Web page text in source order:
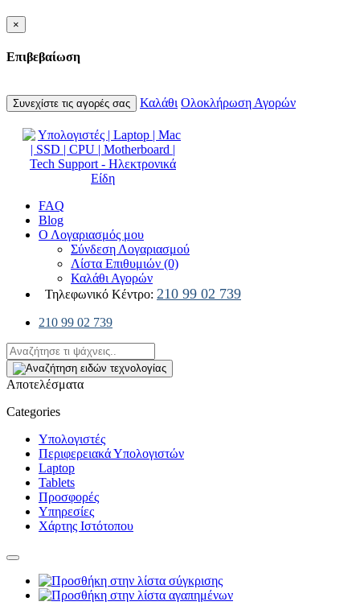
×
Επιβεβαίωση
Συνεχίστε τις αγορές σας Καλάθι Ολοκλήρωση Αγορών
FAQ
Blog
Ο Λογαριασμός μου
Σύνδεση Λογαριασμού
Λίστα Επιθυμιών (0)
Καλάθι Αγορών
Τηλεφωνικό Κέντρο: 210 99 02 739
210 99 02 739
Αποτελέσματα
Categories
Υπολογιστές
Περιφερειακά Υπολογιστών
Laptop
Tablets
Προσφορές
Υπηρεσίες
Χάρτης Ιστότοπου